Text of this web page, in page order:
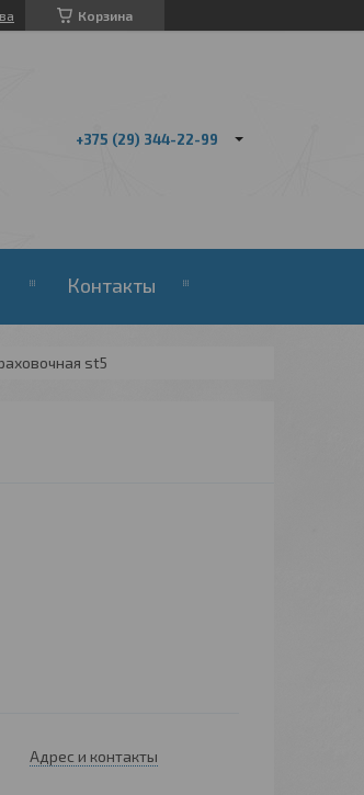
Корзина
+375 (29) 344-22-99
Контакты
st5
Адрес и контакты